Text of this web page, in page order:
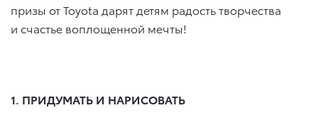
призы от Toyota дарят детям радость творчества
и счастье воплощенной мечты!
1. ПРИДУМАТЬ И НАРИСОВАТЬ